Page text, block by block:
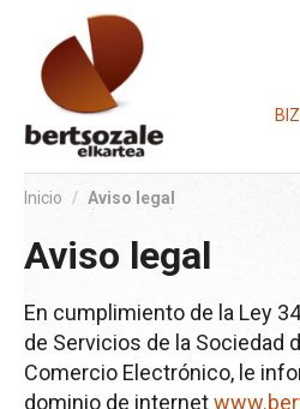
Cambiar
contenido.
Saltar
navegación
Inicio / Aviso legal
Aviso legal
En cumplimiento de la Ley
de Servicios de la Sociedad
Comercio Electrónico, le
dominio de internet